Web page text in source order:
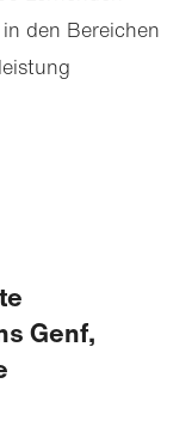
den Bereichen
Genf,